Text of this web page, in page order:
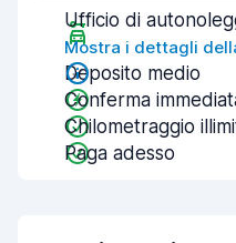
Ufficio di
Mostra i dettagli
Deposito medio
Conferma
Chilometraggio
Paga adesso